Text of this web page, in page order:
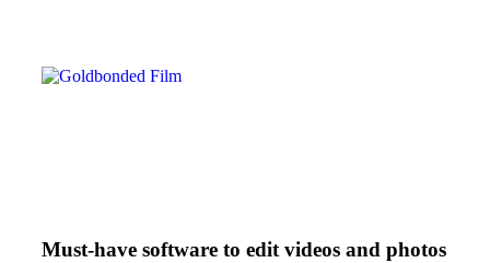
Must-have software to edit videos and photos